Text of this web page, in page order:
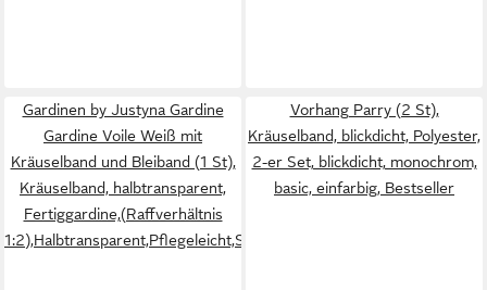
Gardinen by Justyna Gardine
Gardine Voile Weiß mit
Kräuselband und Bleiband (1 St),
Kräuselband, halbtransparent,
Fertiggardine,(Raffverhältnis
1:2),Halbtransparent,Pflegeleicht,Store
Vorhang Parry (2 St),
Kräuselband, blickdicht, Polyester,
2-er Set, blickdicht, monochrom,
basic, einfarbig, Bestseller